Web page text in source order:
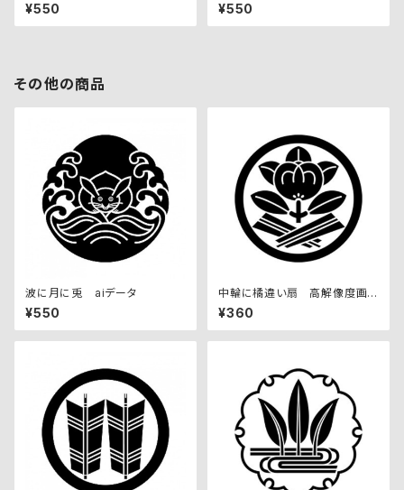
¥550 ¥550
その他の商品
波に月に兎 aiデータ
¥550
中輪に橘違い扇 高解像度画
像セット
¥360